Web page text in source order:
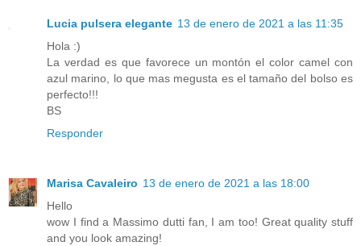
Lucia pulsera elegante 13 de enero de 2021 a las 11:35
Hola :)
La verdad es que favorece un montón el color camel con
azul marino, lo que mas megusta es el tamaño del bolso es
perfecto!!!
BS
Responder
Marisa Cavaleiro 13 de enero de 2021 a las 18:00
Hello
wow I find a Massimo dutti fan, I am too! Great quality stuff
and you look amazing!